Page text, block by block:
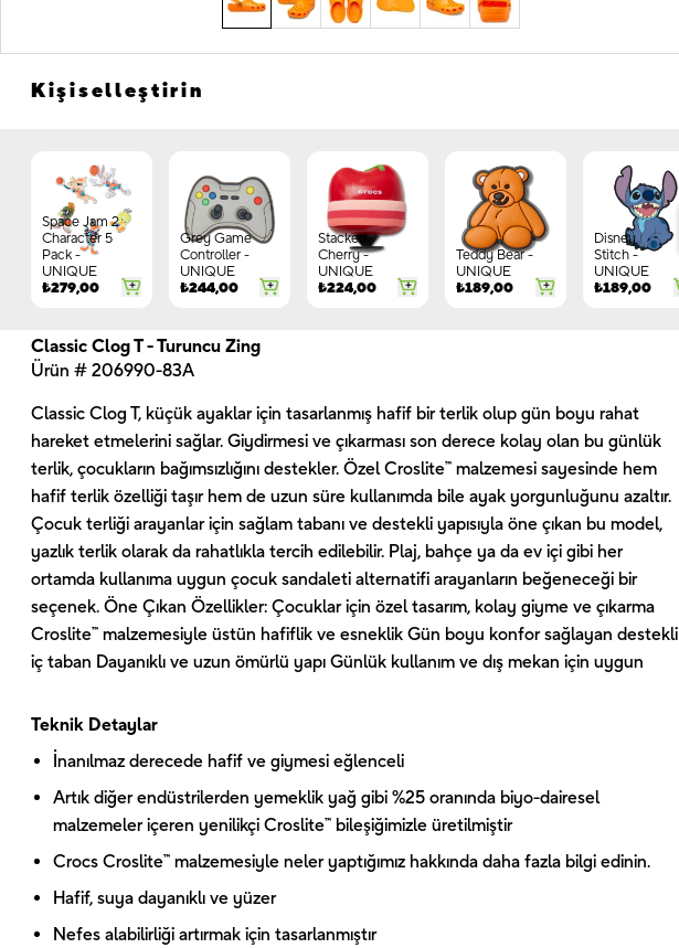
Kişiselleştirin
Space Jam 2
Character 5
Pack -
UNIQUE
₺279,00
Grey Game
Controller -
UNIQUE
₺244,00
Stacked
Cherry -
UNIQUE
₺224,00
Teddy Bear -
UNIQUE
₺189,00
Disney
Stitch -
UNIQUE
₺189,00
Classic Clog T - Turuncu Zing
Ürün # 206990-83A
Classic Clog T, küçük ayaklar için tasarlanmış hafif bir terlik olup gün boyu rahat
hareket etmelerini sağlar. Giydirmesi ve çıkarması son derece kolay olan bu günlük
terlik, çocukların bağımsızlığını destekler. Özel Croslite™ malzemesi sayesinde hem
hafif terlik özelliği taşır hem de uzun süre kullanımda bile ayak yorgunluğunu azaltır.
Çocuk terliği arayanlar için sağlam tabanı ve destekli yapısıyla öne çıkan bu model,
yazlık terlik olarak da rahatlıkla tercih edilebilir. Plaj, bahçe ya da ev içi gibi her
ortamda kullanıma uygun çocuk sandaleti alternatifi arayanların beğeneceği bir
seçenek. Öne Çıkan Özellikler: Çocuklar için özel tasarım, kolay giyme ve çıkarma
Croslite™ malzemesiyle üstün hafiflik ve esneklik Gün boyu konfor sağlayan destekli
iç taban Dayanıklı ve uzun ömürlü yapı Günlük kullanım ve dış mekan için uygun
Teknik Detaylar
İnanılmaz derecede hafif ve giymesi eğlenceli
Artık diğer endüstrilerden yemeklik yağ gibi %25 oranında biyo-dairesel
malzemeler içeren yenilikçi Croslite™ bileşiğimizle üretilmiştir
Crocs Croslite™ malzemesiyle neler yaptığımız hakkında daha fazla bilgi edinin.
Hafif, suya dayanıklı ve yüzer
Nefes alabilirliği artırmak için tasarlanmıştır